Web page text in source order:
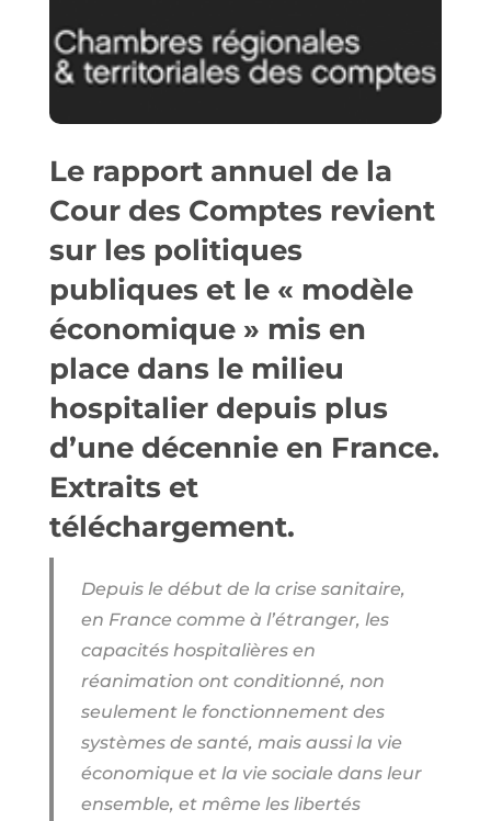
Le rapport annuel de la
Cour des Comptes revient
sur les politiques
publiques et le « modèle
économique » mis en
place dans le milieu
hospitalier depuis plus
d’une décennie en France.
Extraits et
téléchargement.
Depuis le début de la crise sanitaire,
en France comme à l’étranger, les
capacités hospitalières en
réanimation ont conditionné, non
seulement le fonctionnement des
systèmes de santé, mais aussi la vie
économique et la vie sociale dans leur
ensemble, et même les libertés